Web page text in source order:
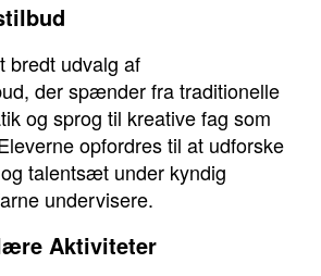
bredt udvalg af
der spænder fra traditionelle
og sprog til kreative fag som
opfordres til at udforske
talentsæt under kyndig
undervisere.
Aktiviteter